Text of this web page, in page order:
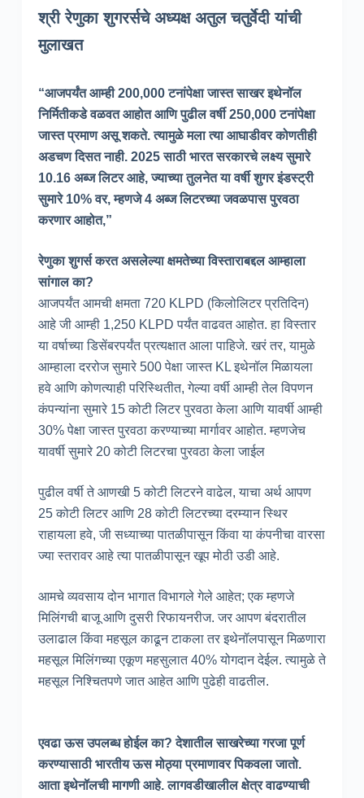
श्री रेणुका शुगरर्सचे अध्यक्ष अतुल चतुर्वेदी यांची
मुलाखत
“आजपर्यंत आम्ही 200,000 टनांपेक्षा जास्त साखर इथेनॉल
निर्मितीकडे वळवत आहोत आणि पुढील वर्षी 250,000 टनांपेक्षा
जास्त प्रमाण असू शकते. त्यामुळे मला त्या आघाडीवर कोणतीही
अडचण दिसत नाही. 2025 साठी भारत सरकारचे लक्ष्य सुमारे
10.16 अब्ज लिटर आहे, ज्याच्या तुलनेत या वर्षी शुगर इंडस्ट्री
सुमारे 10% वर, म्हणजे 4 अब्ज लिटरच्या जवळपास पुरवठा
करणार आहोत,”
रेणुका शुगर्स करत असलेल्या क्षमतेच्या विस्ताराबद्दल आम्हाला
सांगाल का?
आजपर्यंत आमची क्षमता 720 KLPD (किलोलिटर प्रतिदिन)
आहे जी आम्ही 1,250 KLPD पर्यंत वाढवत आहोत. हा विस्तार
या वर्षाच्या डिसेंबरपर्यंत प्रत्यक्षात आला पाहिजे. खरं तर, यामुळे
आम्हाला दररोज सुमारे 500 पेक्षा जास्त KL इथेनॉल मिळायला
हवे आणि कोणत्याही परिस्थितीत, गेल्या वर्षी आम्ही तेल विपणन
कंपन्यांना सुमारे 15 कोटी लिटर पुरवठा केला आणि यावर्षी आम्ही
30% पेक्षा जास्त पुरवठा करण्याच्या मार्गावर आहोत. म्हणजेच
यावर्षी सुमारे 20 कोटी लिटरचा पुरवठा केला जाईल
पुढील वर्षी ते आणखी 5 कोटी लिटरने वाढेल, याचा अर्थ आपण
25 कोटी लिटर आणि 28 कोटी लिटरच्या दरम्यान स्थिर
राहायला हवे, जी सध्याच्या पातळीपासून किंवा या कंपनीचा वारसा
ज्या स्तरावर आहे त्या पातळीपासून खूप मोठी उडी आहे.
आमचे व्यवसाय दोन भागात विभागले गेले आहेत; एक म्हणजे
मिलिंगची बाजू आणि दुसरी रिफायनरीज. जर आपण बंदरातील
उलाढाल किंवा महसूल काढून टाकला तर इथेनॉलपासून मिळणारा
महसूल मिलिंगच्या एकूण महसुलात 40% योगदान देईल. त्यामुळे ते
महसूल निश्चितपणे जात आहेत आणि पुढेही वाढतील.
एवढा ऊस उपलब्ध होईल का? देशातील साखरेच्या गरजा पूर्ण
करण्यासाठी भारतीय ऊस मोठ्या प्रमाणावर पिकवला जातो.
आता इथेनॉलची मागणी आहे. लागवडीखालील क्षेत्र वाढण्याची